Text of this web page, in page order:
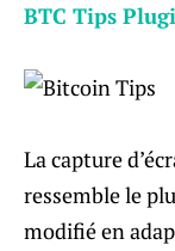
BTC Tips
La capture
ressemble le
modifié en